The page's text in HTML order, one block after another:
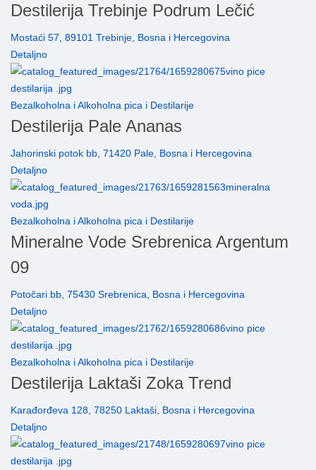
Destilerija Trebinje Podrum Lečić
Mostaći 57, 89101 Trebinje, Bosna i Hercegovina
Detaljno
Bezalkoholna i Alkoholna pica i Destilarije
Destilerija Pale Ananas
Jahorinski potok bb, 71420 Pale, Bosna i Hercegovina
Detaljno
Bezalkoholna i Alkoholna pica i Destilarije
Mineralne Vode Srebrenica Argentum
09
Potočari bb, 75430 Srebrenica, Bosna i Hercegovina
Detaljno
Bezalkoholna i Alkoholna pica i Destilarije
Destilerija Laktaši Zoka Trend
Karađorđeva 128, 78250 Laktaši, Bosna i Hercegovina
Detaljno